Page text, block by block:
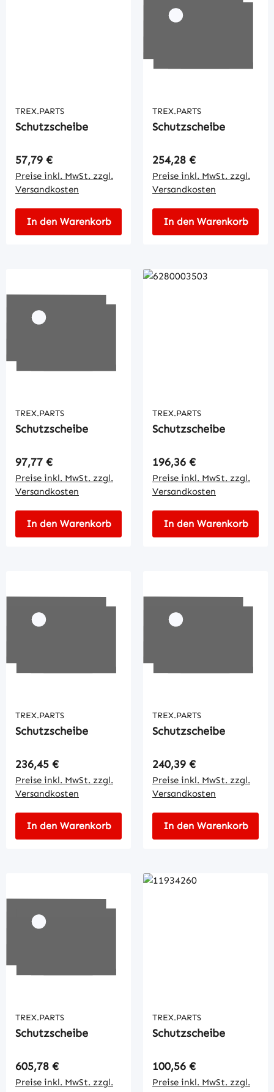
TREX.PARTS
Schutzscheibe
Regulärer Preis:
57,79 €
Preise inkl. MwSt. zzgl.
Versandkosten
In den Warenkorb
TREX.PARTS
Schutzscheibe
Regulärer Preis:
254,28 €
Preise inkl. MwSt. zzgl.
Versandkosten
In den Warenkorb
TREX.PARTS
Schutzscheibe
Regulärer Preis:
97,77 €
Preise inkl. MwSt. zzgl.
Versandkosten
In den Warenkorb
TREX.PARTS
Schutzscheibe
Regulärer Preis:
196,36 €
Preise inkl. MwSt. zzgl.
Versandkosten
In den Warenkorb
TREX.PARTS
Schutzscheibe
Regulärer Preis:
236,45 €
Preise inkl. MwSt. zzgl.
Versandkosten
In den Warenkorb
TREX.PARTS
Schutzscheibe
Regulärer Preis:
240,39 €
Preise inkl. MwSt. zzgl.
Versandkosten
In den Warenkorb
TREX.PARTS
Schutzscheibe
Regulärer Preis:
605,78 €
Preise inkl. MwSt. zzgl.
TREX.PARTS
Schutzscheibe
Regulärer Preis:
100,56 €
Preise inkl. MwSt. zzgl.